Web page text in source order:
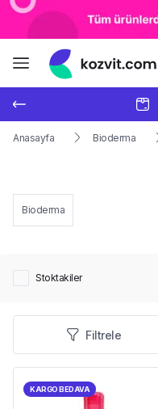
Anasayfa Bioderma
Bioderma
Stoktakiler
Filtrele
KARGO BEDAVA